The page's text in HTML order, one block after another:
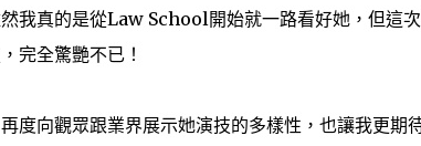
我真的是從Law School開始就一路看好她，但這
完全驚艷不已！
度向觀眾跟業界展示她演技的多樣性，也讓我更期